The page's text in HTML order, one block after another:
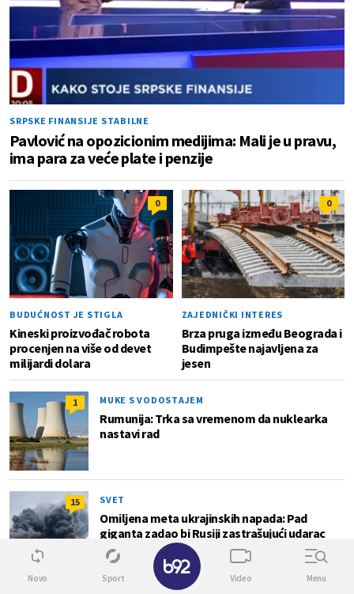
SRPSKE FINANSIJE STABILNE
Pavlović na opozicionim medijima: Mali je u pravu,
ima para za veće plate i penzije
0
BUDUĆNOST JE STIGLA
Kineski proizvođač robota
procenjen na više od devet
milijardi dolara
0
ZAJEDNIČKI INTERES
Brza pruga između Beograda i
Budimpešte najavljena za
jesen
1 MUKE S VODOSTAJEM
Rumunija: Trka sa vremenom da nuklearka
nastavi rad
15 SVET
Omiljena meta ukrajinskih napada: Pad
giganta zadao bi Rusiji zastrašujući udarac
Novo Sport Video Menu
✕